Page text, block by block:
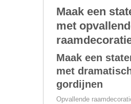
Maak een
met
Maak een
met
gordijnen
Opvallende